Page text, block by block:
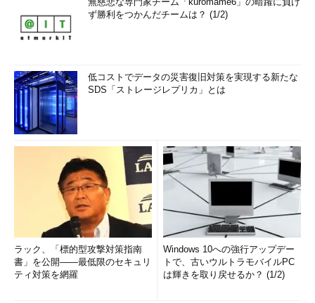
ず勝利をつかんだチームは？ (1/2)
低コストでデータの災害復旧対策を実現する新たな
SDS「ストレージレプリカ」とは
ラック、「標的型攻撃対策指南
書」を公開――最低限のセキュリ
ティ対策を網羅
Windows 10への強行アップデー
トで、古いウルトラモバイルPC
は輝きを取り戻せるか？ (1/2)